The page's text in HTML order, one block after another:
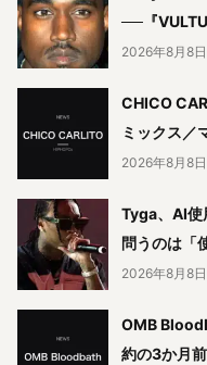
──『
2026年8月8日
CHICO
ミックス／
2026年8月8日
Tyga、AI使
問うのは「
2026年8月8日
OMB
約の3か月